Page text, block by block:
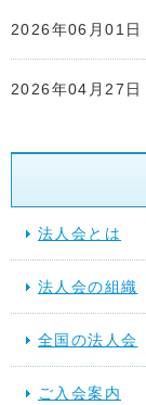
2026年06月01日
2026年04月27日
2026年04月22日
2026年04月17日
法人会とは
法人会の組織
全国の法人会
ご入会案内